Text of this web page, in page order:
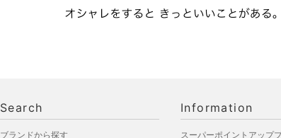
Search
ブランドから探す
Information
スーパーポイントアップ